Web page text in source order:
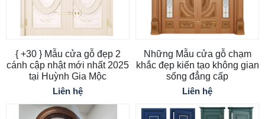
{ +30 } Mẫu cửa gỗ đẹp 2
cánh cập nhật mới nhất 2025
tại Huỳnh Gia Mộc
Liên hệ
Những Mẫu cửa gỗ chạm
khắc đẹp kiến tạo không gian
sống đẳng cấp
Liên hệ